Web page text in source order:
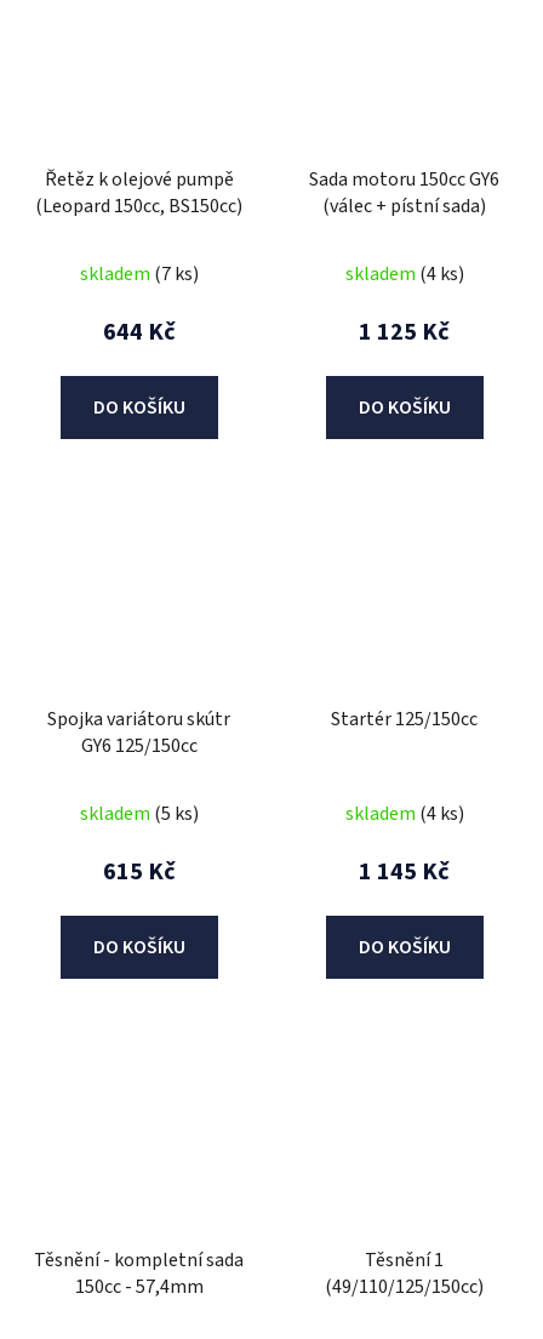
Řetěz k olejové pumpě
(Leopard 150cc, BS150cc)
skladem (7 ks)
644 Kč
DO KOŠÍKU
Sada motoru 150cc GY6
(válec + pístní sada)
skladem (4 ks)
1 125 Kč
DO KOŠÍKU
Spojka variátoru skútr
GY6 125/150cc
skladem (5 ks)
615 Kč
DO KOŠÍKU
Startér 125/150cc
skladem (4 ks)
1 145 Kč
DO KOŠÍKU
Těsnění - kompletní sada
150cc - 57,4mm
Těsnění 1
(49/110/125/150cc)